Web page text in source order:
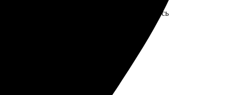
порадовала, упаковка надежная. Получилось